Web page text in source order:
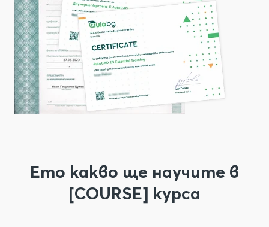
Ето какво ще научите в
[COURSE] курса